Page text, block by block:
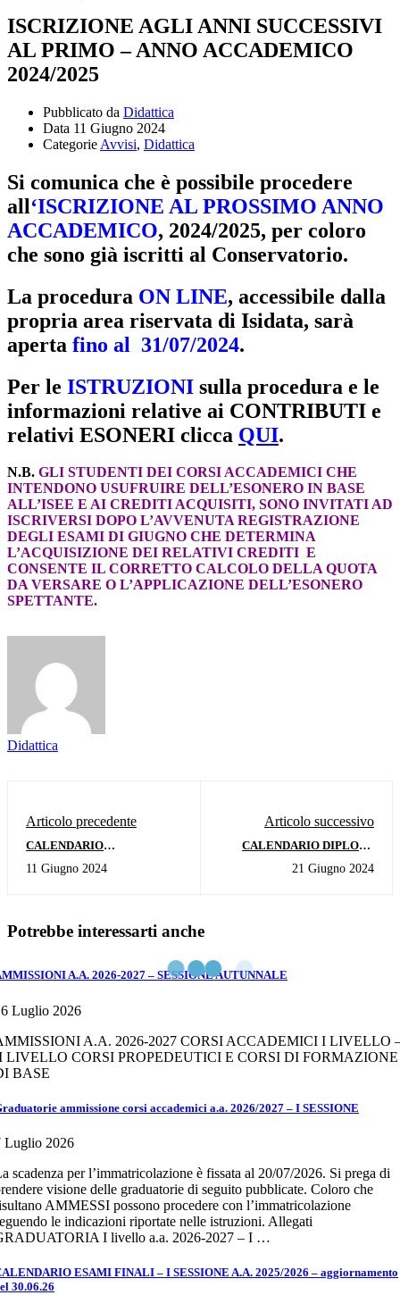
ISCRIZIONE AGLI ANNI SUCCESSIVI
AL PRIMO – ANNO ACCADEMICO
2024/2025
Pubblicato da Didattica
Data 11 Giugno 2024
Categorie Avvisi, Didattica
Si comunica che è possibile procedere
all‘ISCRIZIONE AL PROSSIMO ANNO
ACCADEMICO, 2024/2025, per coloro
che sono già iscritti al Conservatorio.
La procedura ON LINE, accessibile dalla
propria area riservata di Isidata, sarà
aperta fino al 31/07/2024.
Per le ISTRUZIONI sulla procedura e le
informazioni relative ai CONTRIBUTI e
relativi ESONERI clicca QUI.
N.B. GLI STUDENTI DEI CORSI ACCADEMICI CHE
INTENDONO USUFRUIRE DELL’ESONERO IN BASE
ALL’ISEE E AI CREDITI ACQUISITI, SONO INVITATI AD
ISCRIVERSI DOPO L’AVVENUTA REGISTRAZIONE
DEGLI ESAMI DI GIUGNO CHE DETERMINA
L’ACQUISIZIONE DEI RELATIVI CREDITI E
CONSENTE IL CORRETTO CALCOLO DELLA QUOTA
DA VERSARE O L’APPLICAZIONE DELL’ESONERO
SPETTANTE.
Didattica
Articolo precedente
CALENDARIO
PROPEDEUTICI - PRE-
11 Giugno 2024
Articolo successivo
CALENDARIO DIPLOMI
A.A. 2023/2024
21 Giugno 2024
Potrebbe interessarti anche
A.A. 2026-2027 – SESSIONE AUTUNNALE
Luglio 2026
A.A. 2026-2027 CORSI ACCADEMICI I LIVELLO
LIVELLO CORSI PROPEDEUTICI E CORSI DI FORMAZIONE
BASE
ammissione corsi accademici a.a. 2026/2027 – I SESSIONE
Luglio 2026
scadenza per l’immatricolazione è fissata al 20/07/2026. Si prega di
visione delle graduatorie di seguito pubblicate. Coloro che
AMMESSI possono procedere con l’immatricolazione
le indicazioni riportate nelle istruzioni. Allegati
I livello a.a. 2026-2027 – I …
ESAMI FINALI – I SESSIONE A.A. 2025/2026 – aggiornamento
30.06.26